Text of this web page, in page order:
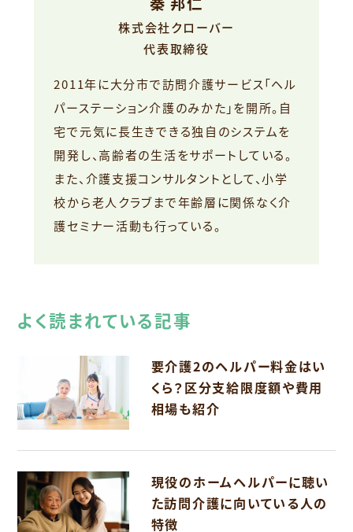
株式会社クローバー
代表取締役
2011年に大分市で訪問介護サービス「ヘル
パーステーション介護のみかた」を開所。自
宅で元気に長生きできる独自のシステムを
開発し、高齢者の生活をサポートしている。
また、介護支援コンサルタントとして、小学
校から老人クラブまで年齢層に関係なく介
護セミナー活動も行っている。
よく読まれている記事
要介護2のヘルパー料金はい
くら？区分支給限度額や費用
相場も紹介
現役のホームヘルパーに聴い
た訪問介護に向いている人の
特徴